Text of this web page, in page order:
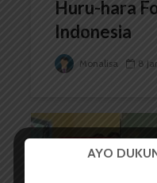
Huru-hara
Indonesia
Monalisa 8
AYO